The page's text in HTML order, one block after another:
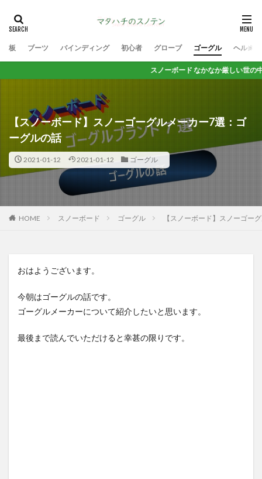
板 ブーツ バインディング 初心者 グローブ ゴーグル ヘルメ
スノーボード なかなか厳しい世の中だけど 思いっ
【スノーボード】スノーゴーグルメーカー7選：ゴ
ーグルの話
2021-01-12 2021-01-12 ゴーグル
HOME スノーボード ゴーグル 【スノーボード】スノーゴー
おはようございます。
今朝はゴーグルの話です。
ゴーグルメーカーについて紹介したいと思います。
最後まで読んでいただけると幸甚の限りです。